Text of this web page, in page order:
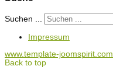
Suchen ...
Impressum
www.template-joomspirit.com
Back to top